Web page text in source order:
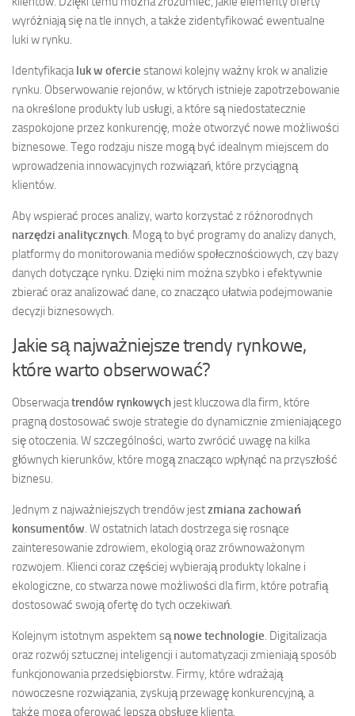
wyróżniają się na tle innych, a także zidentyfikować ewentualne
luki w rynku.
Identyfikacjaluk w ofercie stanowi kolejny ważny krok w analizie
rynku. Obserwowanie rejonów, w których istnieje zapotrzebowanie
na określone produkty lub usługi, a które są niedostatecznie
zaspokojone przez konkurencję, może otworzyć nowe możliwości
biznesowe. Tego rodzaju nisze mogą być idealnym miejscem do
wprowadzenia innowacyjnych rozwiązań, które przyciągną
klientów.
Aby wspierać proces analizy, warto korzystać z różnorodnych
narzędzi analitycznych. Mogą to być programy do analizy danych,
platformy do monitorowania mediów społecznościowych, czy bazy
danych dotyczące rynku. Dzięki nim można szybko i efektywnie
zbierać oraz analizować dane, co znacząco ułatwia podejmowanie
decyzji biznesowych.
Jakie są najważniejsze trendy rynkowe,
które warto obserwować?
Obserwacjatrendów rynkowych jest kluczowa dla firm, które
pragną dostosować swoje strategie do dynamicznie zmieniającego
się otoczenia. W szczególności, warto zwrócić uwagę na kilka
głównych kierunków, które mogą znacząco wpłynąć na przyszłość
biznesu.
Jednym z najważniejszych trendów jestzmiana zachowań
konsumentów. W ostatnich latach dostrzega się rosnące
zainteresowanie zdrowiem, ekologią oraz zrównoważonym
rozwojem. Klienci coraz częściej wybierają produkty lokalne i
ekologiczne, co stwarza nowe możliwości dla firm, które potrafią
dostosować swoją ofertę do tych oczekiwań.
Kolejnym istotnym aspektem sąnowe technologie. Digitalizacja
oraz rozwój sztucznej inteligencji i automatyzacji zmieniają sposób
funkcjonowania przedsiębiorstw. Firmy, które wdrażają
nowoczesne rozwiązania, zyskują przewagę konkurencyjną, a
także mogą oferować lepszą obsługę klienta.